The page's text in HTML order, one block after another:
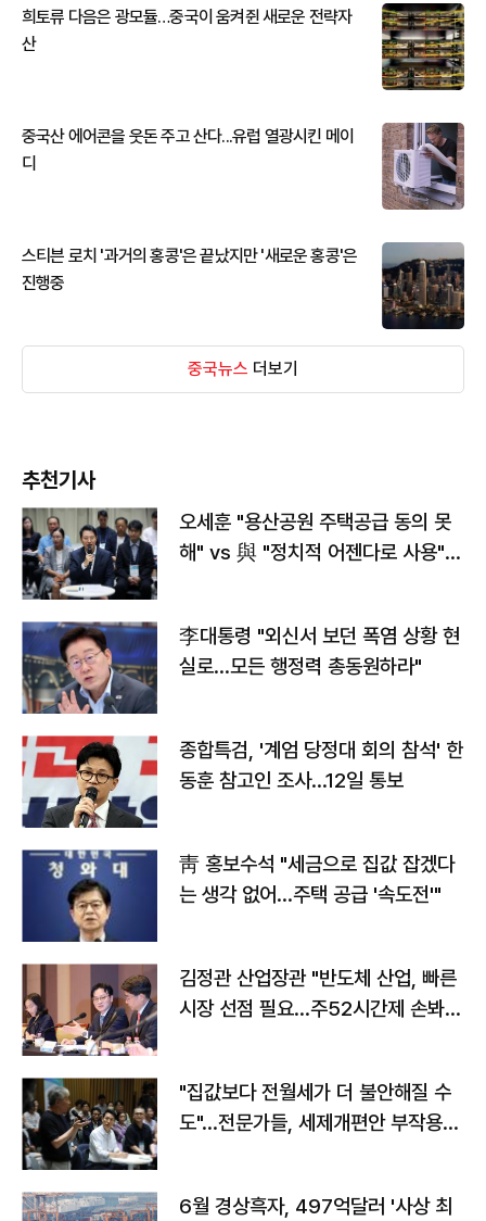
희토류 다음은 광모듈…중국이 움켜쥔 새로운 전략자
산
중국산 에어콘을 웃돈 주고 산다...유럽 열광시킨 메이
디
스티븐 로치 '과거의 홍콩'은 끝났지만 '새로운 홍콩'은
진행중
중국뉴스 더보기
추천기사
오세훈 "용산공원 주택공급 동의 못
해" vs 與 "정치적 어젠다로 사용"
李대통령 "외신서 보던 폭염 상황 현
실로…모든 행정력 총동원하라"
종합특검, '계엄 당정대 회의 참석' 한
동훈 참고인 조사...12일 통보
靑 홍보수석 "세금으로 집값 잡겠다
는 생각 없어…주택 공급 '속도전'"
김정관 산업장관 "반도체 산업, 빠른
시장 선점 필요…주52시간제 손봐
"집값보다 전월세가 더 불안해질 수
도"…전문가들, 세제개편안 부작용
6월 경상흑자, 497억달러 '사상 최